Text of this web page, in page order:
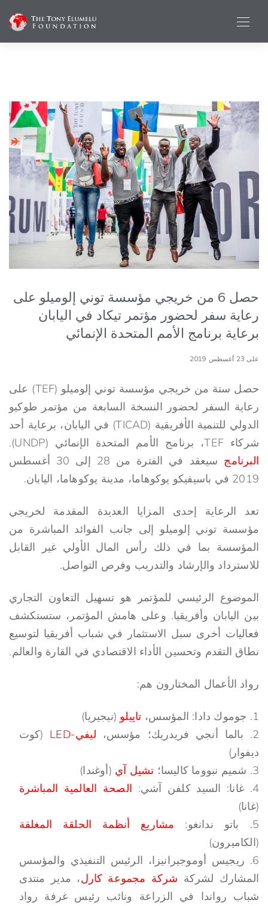
حصل 6 من خريجي مؤسسة توني إلوميلو على
رعاية سفر لحضور مؤتمر تيكاد في اليابان
برعاية برنامج الأمم المتحدة الإنمائي
على 23 أغسطس 2019
حصل ستة من خريجي مؤسسة توني إلوميلو (TEF) على
رعاية السفر لحضور النسخة السابعة من مؤتمر طوكيو
الدولي للتنمية الأفريقية (TICAD) في اليابان، برعاية أحد
شركاء TEF، برنامج الأمم المتحدة الإنمائي (UNDP).
البرنامج
سيعقد في الفترة من 28 إلى 30 أغسطس
2019 في باسيفيكو يوكوهاما، مدينة يوكوهاما، اليابان.
تعد الرعاية إحدى المزايا العديدة المقدمة لخريجي
مؤسسة توني إلوميلو إلى جانب الفوائد المباشرة من
المؤسسة بما في ذلك رأس المال الأولي غير القابل
للاسترداد والإرشاد والتدريب وفرص التواصل.
الموضوع الرئيسي للمؤتمر هو تسهيل التعاون التجاري
بين اليابان وأفريقيا. وعلى هامش المؤتمر، ستستكشف
فعاليات أخرى سبل الاستثمار في شباب أفريقيا لتوسيع
نطاق التقدم وتحسين الأداء الاقتصادي في القارة والعالم.
رواد الأعمال المختارون هم:
جوموك دادا: المؤسس، تاييلو (نيجيريا)
بالما أنجي فريدريك؛ مؤسس، ليفي-LED
(كوت
ديفوار)
شميم نبووما كاليسا؛ تشيل آي (أوغندا)
غانا: السيد كلفن آشي: الصحة العالمية المباشرة
(غانا)
باتو ندانغو: مشاريع أنظمة الحلقة المغلقة
(الكاميرون)
ريجيس أوموجيرانيزا، الرئيس التنفيذي والمؤسس
المشارك لشركة شركة مجموعة كارل، مدير منتدى
شباب رواندا في الزراعة ونائب رئيس غرفة رواد